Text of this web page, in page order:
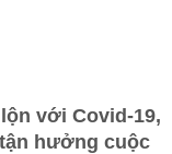
với Covid-19,
hưởng cuộc